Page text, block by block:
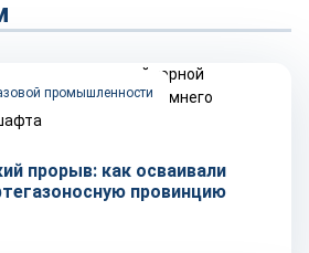
промышленности
прорыв: как осваивали
провинцию